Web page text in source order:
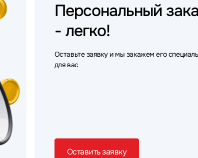
Персональный
- легко!
Оставьте заявку и мы закажем его
для вас
Оставить заявку